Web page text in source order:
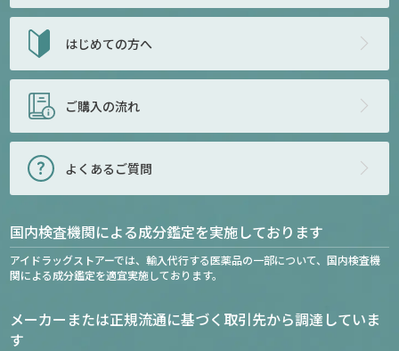
はじめての方へ
ご購入の流れ
よくあるご質問
国内検査機関による成分鑑定を実施しております
アイドラッグストアーでは、輸入代行する医薬品の一部について、国内検査機
関による成分鑑定を適宜実施しております。
メーカーまたは正規流通に基づく取引先から調達していま
す